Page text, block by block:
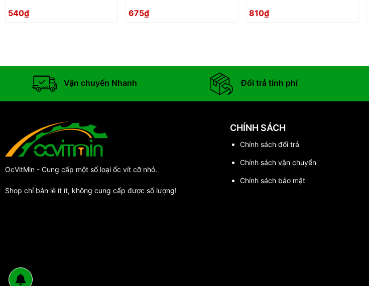
540₫
675₫
810₫
Vận chuyển Nhanh Đổi trả tính phí
OcVitMin - Cung cấp một số loại ốc vít cỡ nhỏ.
Shop chỉ bán lẻ ít ít, không cung cấp được số lượng!
CHÍNH SÁCH
Chính sách đổi trả
Chính sách vận chuyển
Chính sách bảo mật